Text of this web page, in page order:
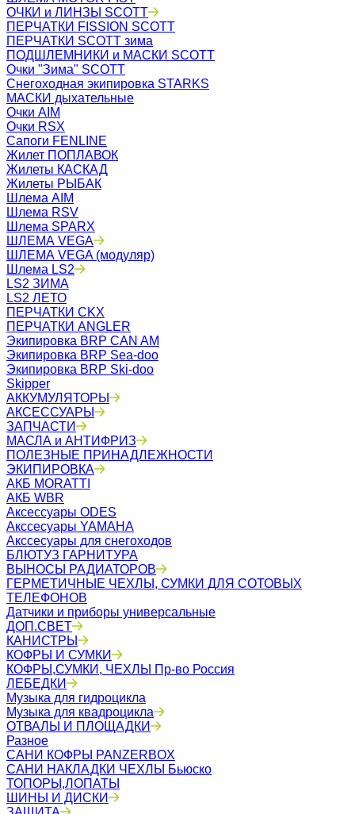
ОЧКИ и ЛИНЗЫ SCOTT
ПЕРЧАТКИ FISSION SCOTT
ПЕРЧАТКИ SCOTT зима
ПОДШЛЕМНИКИ и МАСКИ SCOTT
Очки "Зима" SCOTT
Снегоходная экипировка STARKS
МАСКИ дыхательные
Очки AIM
Очки RSX
Сапоги FENLINE
Жилет ПОПЛАВОК
Жилеты КАСКАД
Жилеты РЫБАК
Шлема AIM
Шлема RSV
Шлема SPARX
ШЛЕМА VEGA
ШЛЕМА VEGA (модуляр)
Шлема LS2
LS2 ЗИМА
LS2 ЛЕТО
ПЕРЧАТКИ CKX
ПЕРЧАТКИ ANGLER
Экипировка BRP CAN AM
Экипировка BRP Sea-doo
Экипировка BRP Ski-doo
Skipper
АККУМУЛЯТОРЫ
АКСЕССУАРЫ
ЗАПЧАСТИ
МАСЛА и АНТИФРИЗ
ПОЛЕЗНЫЕ ПРИНАДЛЕЖНОСТИ
ЭКИПИРОВКА
АКБ MORATTI
АКБ WBR
Аксессуары ODES
Акссесуары YAMAHA
Акссесуары для снегоходов
БЛЮТУЗ ГАРНИТУРА
ВЫНОСЫ РАДИАТОРОВ
ГЕРМЕТИЧНЫЕ ЧЕХЛЫ, СУМКИ ДЛЯ СОТОВЫХ
ТЕЛЕФОНОВ
Датчики и приборы универсальные
ДОП.СВЕТ
КАНИСТРЫ
КОФРЫ И СУМКИ
КОФРЫ,СУМКИ, ЧЕХЛЫ Пр-во Россия
ЛЕБЕДКИ
Музыка для гидроцикла
Музыка для квадроцикла
ОТВАЛЫ И ПЛОЩАДКИ
Разное
САНИ КОФРЫ PANZERBOX
САНИ НАКЛАДКИ ЧЕХЛЫ Бьюско
ТОПОРЫ,ЛОПАТЫ
ШИНЫ И ДИСКИ